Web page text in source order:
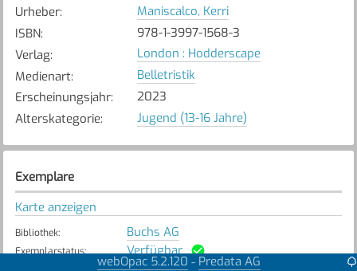
Urheber:
Maniscalco, Kerri
ISBN:
978-1-3997-1568-3
Verlag:
London : Hodderscape
Medienart:
Belletristik
Erscheinungsjahr:
2023
Alterskategorie: Jugend (13-16 Jahre)
Exemplare
Karte anzeigen
Bibliothek: Buchs AG
Exemplarstatus: Verfügbar
webOpac 5.2.120 - Predata AG